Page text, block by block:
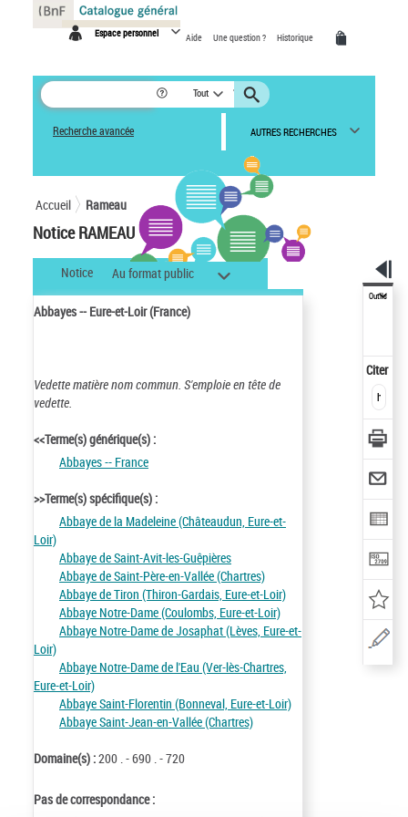
Espace personnel Aide Une question ? Historique
Tout
Recherche avancée AUTRES RECHERCHES
Accueil Rameau
Notice RAMEAU
Notice Au format public
Abbayes -- Eure-et-Loir (France)
Vedette matière nom commun. S'emploie en tête de
vedette.
<<Terme(s) générique(s) :
Abbayes -- France
>>Terme(s) spécifique(s) :
Abbaye de la Madeleine (Châteaudun, Eure-et-
Loir)
Abbaye de Saint-Avit-les-Guêpières
Abbaye de Saint-Père-en-Vallée (Chartres)
Abbaye de Tiron (Thiron-Gardais, Eure-et-Loir)
Abbaye Notre-Dame (Coulombs, Eure-et-Loir)
Abbaye Notre-Dame de Josaphat (Lèves, Eure-et-
Loir)
Abbaye Notre-Dame de l'Eau (Ver-lès-Chartres,
Eure-et-Loir)
Abbaye Saint-Florentin (Bonneval, Eure-et-Loir)
Abbaye Saint-Jean-en-Vallée (Chartres)
Domaine(s) :200 . - 690 . - 720
Pas de correspondance :
Outils
Citer
Panneau de gestion des cookies